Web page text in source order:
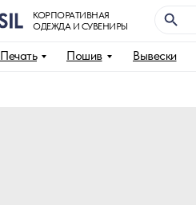
Пошив Вывески
Печать
КОРПОРАТИВНАЯ
ОДЕЖДА И СУВЕНИРЫ